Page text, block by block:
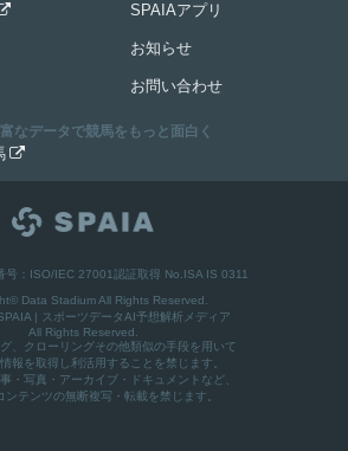
SPAIAアプリ
お知らせ
お問い合わせ
なデータで競馬をもっと面白く

号：ISO/IEC 27001認証取得 No.ISA IS 0311
Data Stadium All Rights Reserved.
| スポーツデータAI予想解析メディア
All Rights Reserved.
、クローリングその他類似の手段を用いて
報を取得し利活用することを禁じます。
・写真・アーカイブ・ドキュメントなど、
ンテンツの無断複写・転載を禁じます。